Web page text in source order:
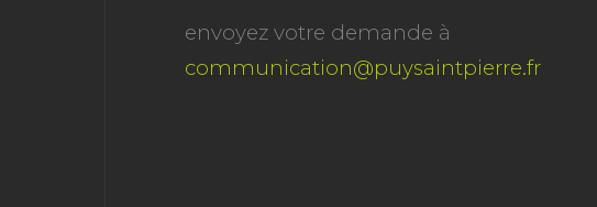
envoyez votre demande à
communication@puysaintpierre.fr